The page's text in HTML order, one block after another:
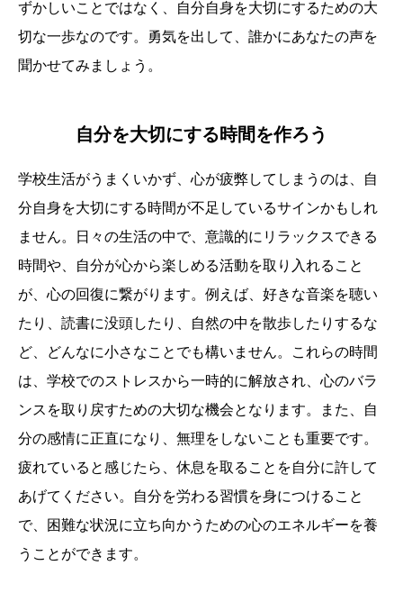
ずかしいことではなく、自分自身を大切にするための大
切な一歩なのです。勇気を出して、誰かにあなたの声を
聞かせてみましょう。
自分を大切にする時間を作ろう
学校生活がうまくいかず、心が疲弊してしまうのは、自
分自身を大切にする時間が不足しているサインかもしれ
ません。日々の生活の中で、意識的にリラックスできる
時間や、自分が心から楽しめる活動を取り入れること
が、心の回復に繋がります。例えば、好きな音楽を聴い
たり、読書に没頭したり、自然の中を散歩したりするな
ど、どんなに小さなことでも構いません。これらの時間
は、学校でのストレスから一時的に解放され、心のバラ
ンスを取り戻すための大切な機会となります。また、自
分の感情に正直になり、無理をしないことも重要です。
疲れていると感じたら、休息を取ることを自分に許して
あげてください。自分を労わる習慣を身につけること
で、困難な状況に立ち向かうための心のエネルギーを養
うことができます。